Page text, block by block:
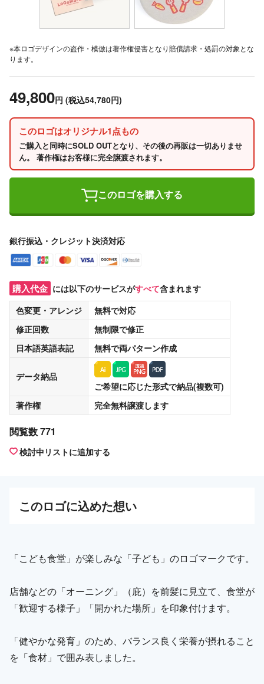
※本ロゴデザインの盗作・模倣は著作権侵害となり賠償請求・処罰の対象とな
ります。
49,800円 (税込54,780円)
このロゴはオリジナル1点もの
ご購入と同時にSOLD OUTとなり、その後の再販は一切ありませ
ん。 著作権はお客様に完全譲渡されます。
このロゴを購入する
銀行振込・クレジット決済対応
購入代金 には以下のサービスがすべて含まれます
色変更・アレンジ
無料で対応
修正回数
無制限で修正
日本語英語表記
無料で両パターン作成
データ納品
ご希望に応じた形式で納品(複数可)
著作権
完全無料譲渡します
閲覧数 771
検討中リストに追加する
このロゴに込めた想い
「こども食堂」が楽しみな「子ども」のロゴマークです。
店舗などの「オーニング」（庇）を前髪に見立て、食堂が
「歓迎する様子」「開かれた場所」を印象付けます。
「健やかな発育」のため、バランス良く栄養が摂れること
を「食材」で囲み表しました。